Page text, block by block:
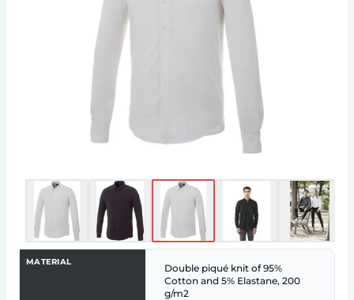
MATERIAL
Double piqué knit of 95%
Cotton and 5% Elastane, 200
g/m2